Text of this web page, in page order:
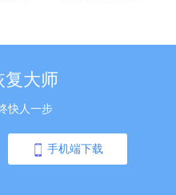
复大师
快人一步
手机端下载